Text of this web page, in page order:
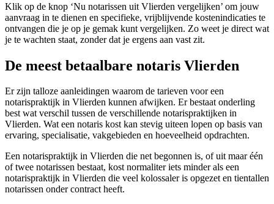
Klik op de knop ‘Nu notarissen uit Vlierden vergelijken’ om jouw
aanvraag in te dienen en specifieke, vrijblijvende kostenindicaties te
ontvangen die je op je gemak kunt vergelijken. Zo weet je direct wat
je te wachten staat, zonder dat je ergens aan vast zit.
De meest betaalbare notaris Vlierden
Er zijn talloze aanleidingen waarom de tarieven voor een
notarispraktijk in Vlierden kunnen afwijken. Er bestaat onderling
best wat verschil tussen de verschillende notarispraktijken in
Vlierden. Wat een notaris kost kan stevig uiteen lopen op basis van
ervaring, specialisatie, vakgebieden en hoeveelheid opdrachten.
Een notarispraktijk in Vlierden die net begonnen is, of uit maar één
of twee notarissen bestaat, kost normaliter iets minder als een
notarispraktijk in Vlierden die veel kolossaler is opgezet en tientallen
notarissen onder contract heeft.